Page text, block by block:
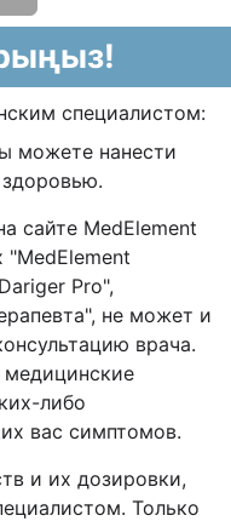
специалистом:
можете нанести
сайте MedElement
Pro",
не может и
врача.
медицинские
либо
вас симптомов.
и их дозировки,
Только